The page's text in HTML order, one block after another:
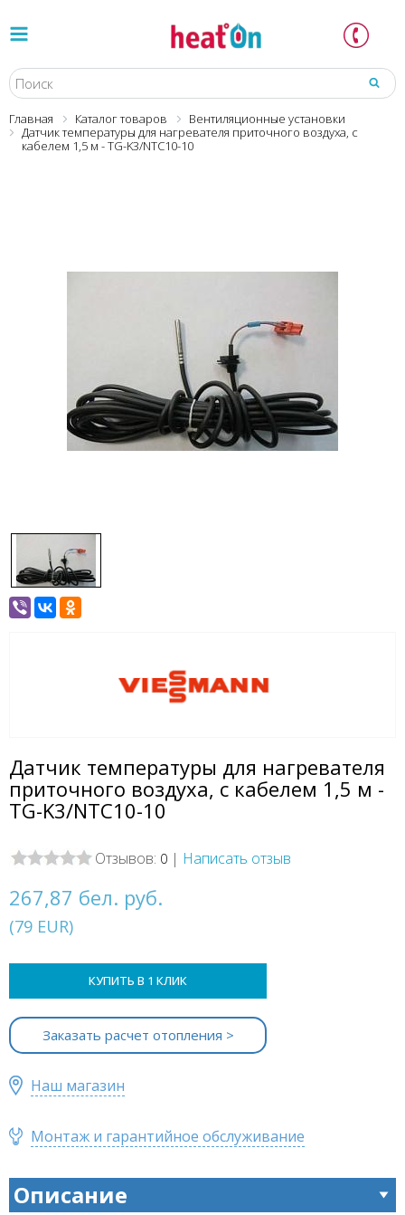
Главная Каталог товаров
Вентиляционные установки
Датчик температуры для нагревателя приточного воздуха, с
кабелем 1,5 м - TG-K3/NTC10-10
Датчик температуры для нагревателя
приточного воздуха, с кабелем 1,5 м -
TG-K3/NTC10-10
Отзывов: 0 | Написать отзыв
267,87 бел. руб.
(79 EUR)
КУПИТЬ В 1 КЛИК
Заказать расчет отопления >
Наш магазин
Монтаж и гарантийное обслуживание
Описание